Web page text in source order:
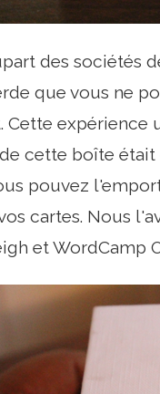
des sociétés
que vous ne
Cette expérience
cette boîte
pouvez
cartes. Nous
et WordCamp